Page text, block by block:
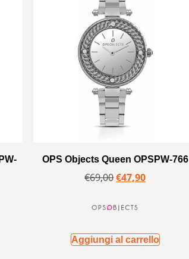
OPS Objects Queen OPSPW-766
€69,00€47,90
Aggiungi al carrello